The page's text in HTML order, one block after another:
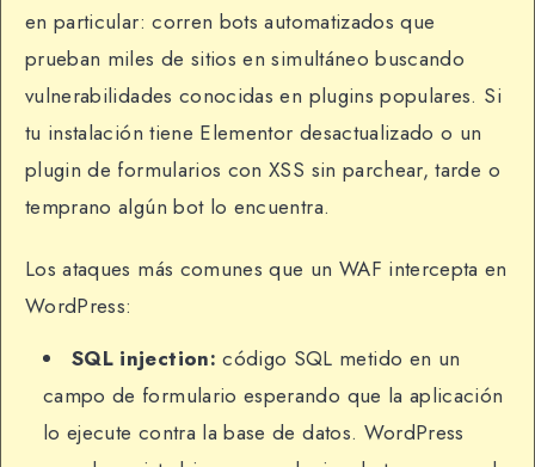
en particular: corren bots automatizados que
prueban miles de sitios en simultáneo buscando
vulnerabilidades conocidas en plugins populares. Si
tu instalación tiene Elementor desactualizado o un
plugin de formularios con XSS sin parchear, tarde o
temprano algún bot lo encuentra.
Los ataques más comunes que un WAF intercepta en
WordPress:
SQL injection: código SQL metido en un
campo de formulario esperando que la aplicación
lo ejecute contra la base de datos. WordPress